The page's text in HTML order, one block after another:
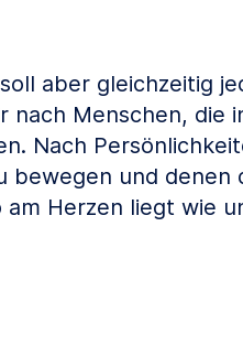
aber gleichzeitig
nach Menschen, die
Nach
bewegen und denen
Herzen liegt wie